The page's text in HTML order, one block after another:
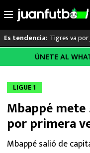
al
Es tendencia: Tigres va
LO ÚLTIMO
LIGA MX
RAYADOS
PUMAS
ÚNETE AL
LIGUE 1
Mbappé
por primera
Mbappé salió de